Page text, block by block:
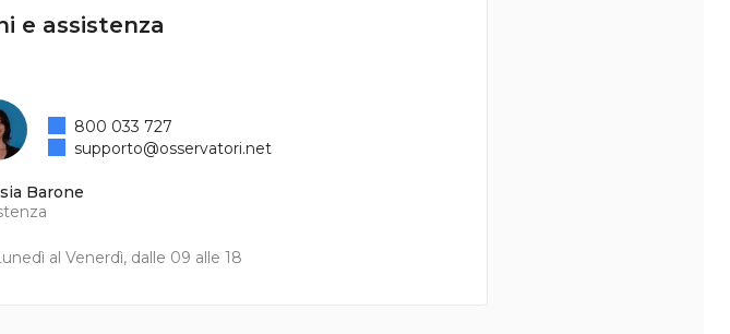
e assistenza
Barone
al Venerdì, dalle 09 alle 18
800 033 727
supporto@osservatori.net